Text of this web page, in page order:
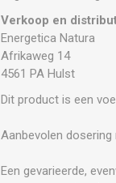
Verkoop en
Energetica Natura
Afrikaweg 14
4561 PA Hulst
Dit product is een
Aanbevolen
Een gevarieerde,